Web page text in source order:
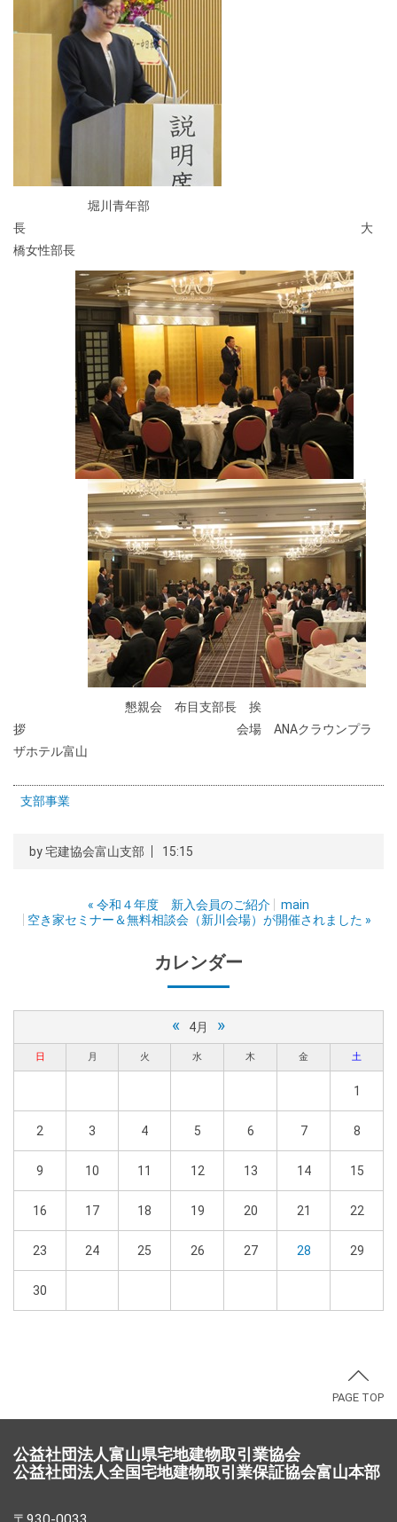
堀川青年部
長 大
橋女性部長
懇親会 布目支部長 挨
拶 会場 ANAクラウンプラ
ザホテル富山
支部事業
by宅建協会富山支部 15:15
« 令和４年度 新入会員のご紹介
main
空き家セミナー＆無料相談会（新川会場）が開催されました »
カレンダー
« 4月 »
日 月 火 水 木 金 土
1
2 3 4 5 6 7 8
9 10 11 12 13 14 15
16 17 18 19 20 21 22
23 24 25 26 27 28 29
30
PAGE TOP
公益社団法人富山県宅地建物取引業協会
公益社団法人全国宅地建物取引業保証協会富山本部